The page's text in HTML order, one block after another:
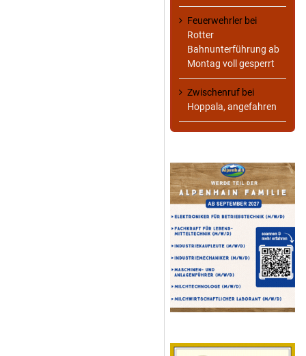
Feuerwehrler bei
Rotter
Bahnunterführung ab
Montag voll gesperrt
Zwischenruf bei
Hoppala, angefahren